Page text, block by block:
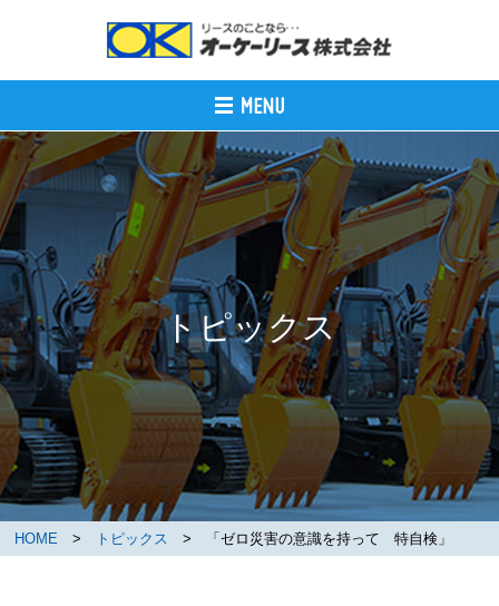
トピックス
HOME > トピックス > 「ゼロ災害の意識を持って 特自検」